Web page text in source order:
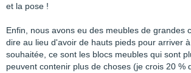
et la pose !
Enfin, nous avons eu des meubles de grandes
dire au lieu d'avoir de hauts pieds pour arriver
souhaitée, ce sont les blocs meubles qui sont
peuvent contenir plus de choses (je crois 20 %